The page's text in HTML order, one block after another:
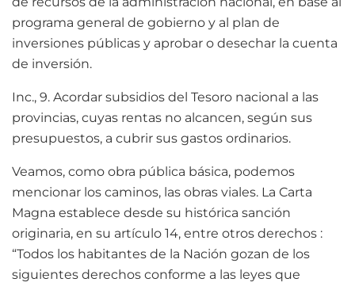
programa general de gobierno y al plan de
inversiones públicas y aprobar o desechar la cuenta
de inversión.
Inc., 9. Acordar subsidios del Tesoro nacional a las
provincias, cuyas rentas no alcancen, según sus
presupuestos, a cubrir sus gastos ordinarios.
Veamos, como obra pública básica, podemos
mencionar los caminos, las obras viales. La Carta
Magna establece desde su histórica sanción
originaria, en su artículo 14, entre otros derechos :
“Todos los habitantes de la Nación gozan de los
siguientes derechos conforme a las leyes que